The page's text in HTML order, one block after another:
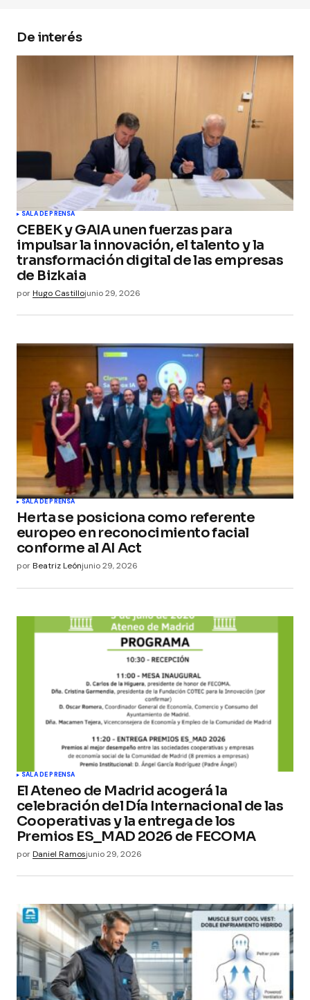
Guarda mi nombre, correo electrónico y web en
este navegador para la próxima vez que
comente.
Submit Comment
De interés
SALA DE PRENSA
CEBEK y GAIA unen fuerzas para
impulsar la innovación, el talento y la
transformación digital de las empresas
de Bizkaia
porHugo Castillojunio 29, 2026
SALA DE PRENSA
Herta se posiciona como referente
europeo en reconocimiento facial
conforme al AI Act
porBeatriz Leónjunio 29, 2026
SALA DE PRENSA
El Ateneo de Madrid acogerá la
celebración del Día Internacional de las
Cooperativas y la entrega de los
Premios ES_MAD 2026 de FECOMA
porDaniel Ramosjunio 29, 2026